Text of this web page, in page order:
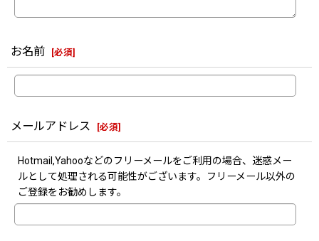
お名前 [必須]
メールアドレス [必須]
Hotmail,Yahooなどのフリーメールをご利用の場合、迷惑メー
ルとして処理される可能性がございます。フリーメール以外の
ご登録をお勧めします。